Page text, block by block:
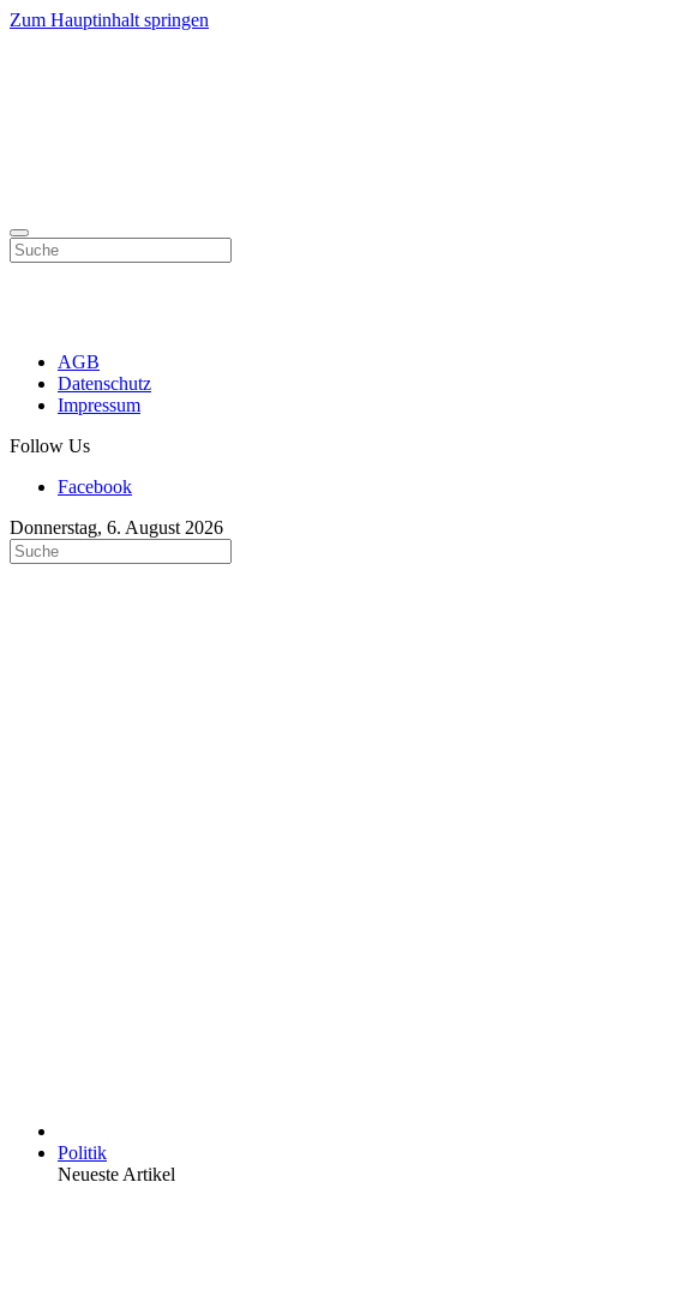
Zum Hauptinhalt springen
AGB
Datenschutz
Impressum
Follow Us
Facebook
Donnerstag, 6. August 2026
Politik
Neueste Artikel